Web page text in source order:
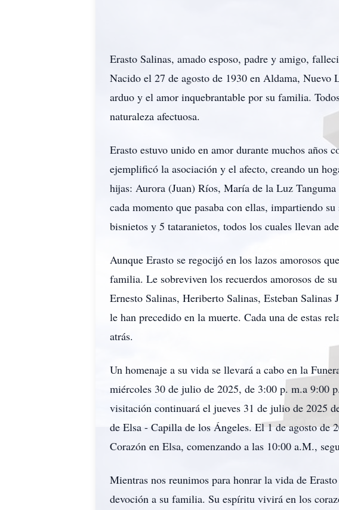
Erasto Salinas, amado esposo, padre y amigo,
Nacido el 27 de agosto de 1930 en Aldama,
arduo y el amor inquebrantable por su familia.
naturaleza afectuosa.
Erasto estuvo unido en amor durante muchos años
ejemplificó la asociación y el afecto, creando un
hijas: Aurora (Juan) Ríos, María de la Luz
cada momento que pasaba con ellas, impartiendo
bisnietos y 5 tataranietos, todos los cuales llevan
Aunque Erasto se regocijó en los lazos amorosos
familia. Le sobreviven los recuerdos amorosos de
Ernesto Salinas, Heriberto Salinas, Esteban
le han precedido en la muerte. Cada una de estas
atrás.
Un homenaje a su vida se llevará a cabo en la
miércoles 30 de julio de 2025, de 3:00 p. m.a 9:00
visitación continuará el jueves 31 de julio de 2025
de Elsa - Capilla de los Ángeles. El 1 de agosto de
Corazón en Elsa, comenzando a las 10:00 a.M.,
Mientras nos reunimos para honrar la vida de
devoción a su familia. Su espíritu vivirá en los